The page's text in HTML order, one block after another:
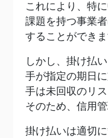
これにより、特
課題を持つ事業
することができま
しかし、掛け払
手が指定の期日
手は未回収のリ
そのため、信用
掛け払いは適切